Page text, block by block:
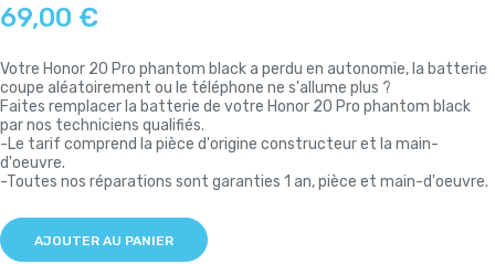
69,00 €
Votre Honor 20 Pro phantom black a perdu en autonomie, la batterie
coupe aléatoirement ou le téléphone ne s'allume plus ?
Faites remplacer la batterie de votre Honor 20 Pro phantom black
par nos techniciens qualifiés.
-Le tarif comprend la pièce d'origine constructeur et la main-
d'oeuvre.
-Toutes nos réparations sont garanties 1 an, pièce et main-d'oeuvre.
AJOUTER AU PANIER